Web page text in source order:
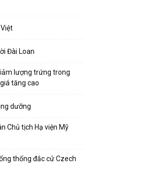
Đài Loan
lượng trứng trong
tăng cao
dưỡng
Chủ tịch Hạ viện Mỹ
thống đắc cử Czech